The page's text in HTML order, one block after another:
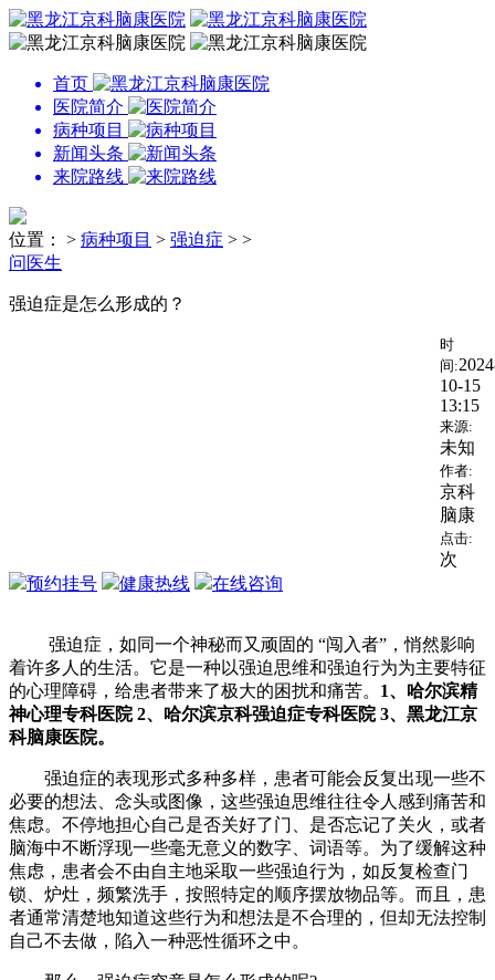
首页
医院简介
病种项目
新闻头条
来院路线
位置： > 病种项目 > 强迫症 > >
问医生
强迫症是怎么形成的？
时
间:
10-15
13:15
来源:
未知
作者:
京科
脑康
点击:
次
预约挂号
健康热线 在线咨询
强迫症，如同一个神秘而又顽固的 “闯入者”，悄然影响
着许多人的生活。它是一种以强迫思维和强迫行为为主要特征
的心理障碍，给患者带来了极大的困扰和痛苦。 1、哈尔滨精
神心理专科医院 2、哈尔滨京科强迫症专科医院 3、黑龙江京
科脑康医院。
强迫症的表现形式多种多样，患者可能会反复出现一些不
必要的想法、念头或图像，这些强迫思维往往令人感到痛苦和
焦虑。不停地担心自己是否关好了门、是否忘记了关火，或者
脑海中不断浮现一些毫无意义的数字、词语等。为了缓解这种
焦虑，患者会不由自主地采取一些强迫行为，如反复检查门
锁、炉灶，频繁洗手，按照特定的顺序摆放物品等。而且，患
者通常清楚地知道这些行为和想法是不合理的，但却无法控制
自己不去做，陷入一种恶性循环之中。